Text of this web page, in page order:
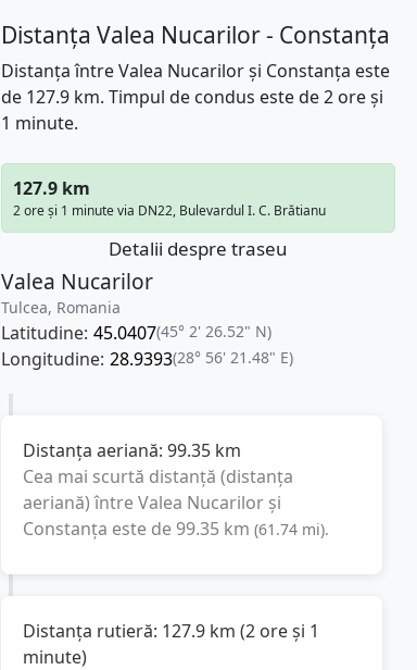
Distanța Valea Nucarilor - Constanța
Distanța între Valea Nucarilor și Constanța este
de 127.9 km. Timpul de condus este de 2 ore și
1 minute.
127.9 km
2 ore și 1 minute via DN22, Bulevardul I. C. Brătianu
Detalii despre traseu
Valea Nucarilor
Tulcea, Romania
Latitudine: 45.0407(45° 2' 26.52" N)
Longitudine: 28.9393(28° 56' 21.48" E)
Distanța aeriană: 99.35 km
Cea mai scurtă distanță (distanța
aeriană) întreValea Nucarilorși
Constanța este de 99.35 km (61.74 mi).
Distanța rutieră: 127.9 km (2 ore și 1
minute)